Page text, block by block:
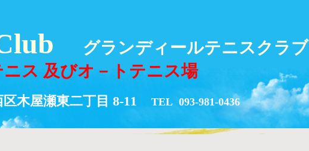
グランディールテニスクラブ
ス 及びオ－トテニス場
木屋瀬東二丁目 8-11 TEL 093-981-0436